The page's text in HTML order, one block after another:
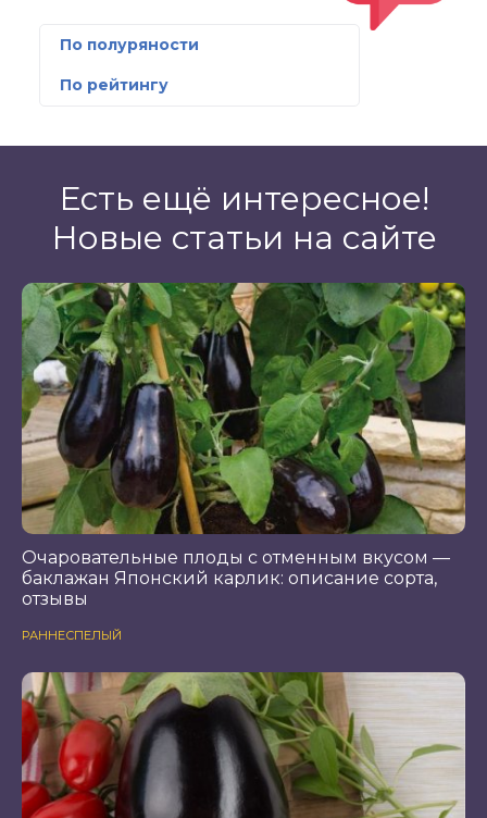
По полуряности
По рейтингу
Есть ещё интересное!
Новые статьи на сайте
Очаровательные плоды с отменным вкусом —
баклажан Японский карлик: описание сорта,
отзывы
РАННЕСПЕЛЫЙ